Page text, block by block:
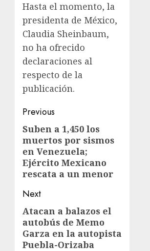
Hasta el momento, la
presidenta de México,
Claudia Sheinbaum,
no ha ofrecido
declaraciones al
respecto de la
publicación.
Previous
Suben a 1,450 los
muertos por sismos
en Venezuela;
Ejército Mexicano
rescata a un menor
Next
Atacan a balazos el
autobús de Memo
Garza en la autopista
Puebla-Orizaba